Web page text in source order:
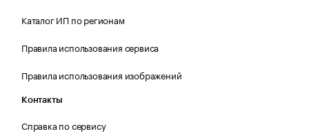
Каталог ИП по регионам
Правила использования сервиса
Правила использования изображений
Контакты
Справка по сервису